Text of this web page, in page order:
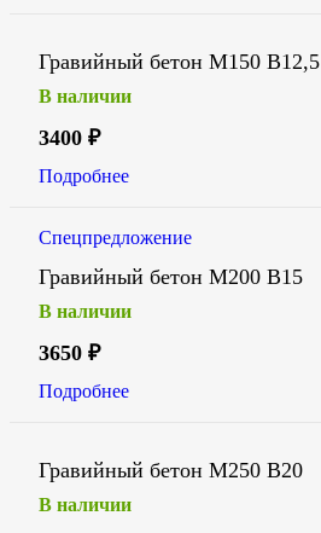
Гравийный бетон М150 В12,5
В наличии
3400 ₽
Подробнее
Спецпредложение
Гравийный бетон М200 В15
В наличии
3650 ₽
Подробнее
Гравийный бетон М250 В20
В наличии